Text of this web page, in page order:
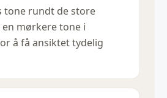
tone rundt de store
en mørkere tone i
å få ansiktet tydelig